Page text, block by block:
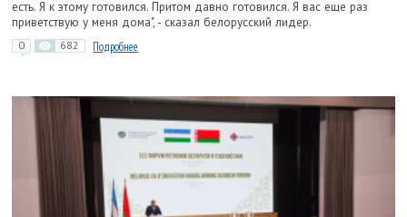
есть. Я к этому готовился. Притом давно готовился. Я вас еще раз
приветствую у меня дома", - сказал белорусский лидер.
0 682 Подробнее